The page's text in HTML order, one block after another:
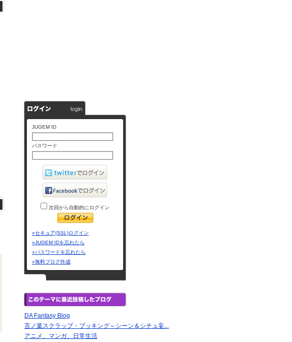
JUGEM ID
パスワード
次回から自動的にログイン
»セキュア(SSL)ログイン
»JUGEM IDを忘れたら
»パスワードを忘れたら
»無料ブログ作成
DA Fantasy Blog
言ノ葉スクラップ・ブッキング～シーン＆シチュ妄...
アニメ、マンガ、日常生活